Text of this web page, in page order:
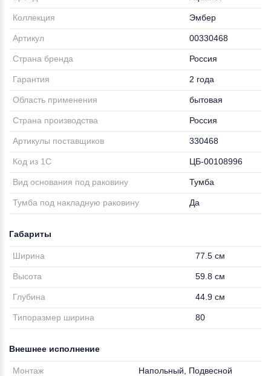
Коллекция Эмбер
Артикул 00330468
Страна бренда Россия
Гарантия 2 года
Область применения бытовая
Страна производства Россия
Артикулы поставщиков 330468
Код из 1С ЦБ-00108996
Вид основания под раковину Тумба
Тумба под накладную раковину Да
Габариты
Ширина 77.5 см
Высота 59.8 см
Глубина 44.9 см
Типоразмер ширина 80
Внешнее исполнение
Монтаж Напольный, Подвесной